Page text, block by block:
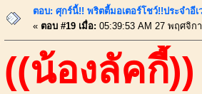
ตอบ: ศุกร์นี้!! พริตตี้มอเตอร์โชว์!!ประจำอี
« ตอบ #19 เมื่อ: 05:39:53 AM 27 พฤศจิก
((น้องลัคกี้))